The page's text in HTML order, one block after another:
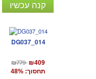
קנה עכשיו
DG037_014
₪779 ₪409
תחסוך: 48%